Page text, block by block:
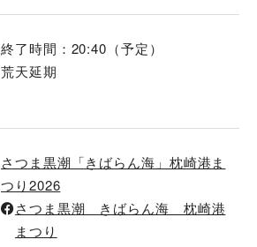
終了時間：20:40（予定）
荒天延期
さつま黒潮「きばらん海」枕崎港ま
つり2026
さつま黒潮 きばらん海 枕崎港
まつり